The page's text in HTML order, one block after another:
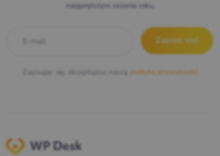
najgorętszym sezonie roku.
E-mail*
Zapisując się, akceptujesz naszą politykę prywatności